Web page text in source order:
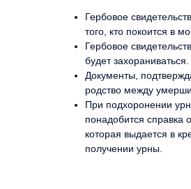
Гербовое
того, кто покоится в
Гербовое
будет захораниваться.
Документы,
родство между
При подхоронении
понадобится справка
которая выдается в
получении урны.